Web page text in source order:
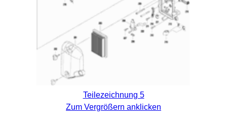
Teilezeichnung 5
Zum Vergrößern anklicken